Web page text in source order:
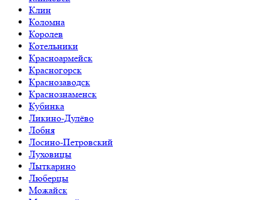
Клин
Коломна
Королев
Котельники
Красноармейск
Красногорск
Краснозаводск
Краснознаменск
Кубинка
Ликино-Дулёво
Лобня
Лосино-Петровский
Луховицы
Лыткарино
Люберцы
Можайск